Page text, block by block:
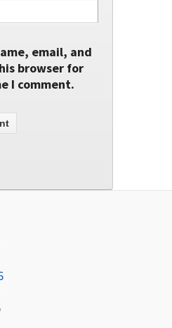
email, and
browser for
I comment.